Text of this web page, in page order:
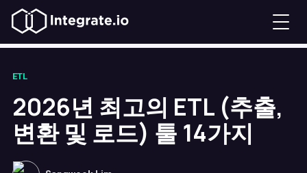
ETL
2026년 최고의 ETL (추출,
변환 및 로드) 툴 14가지